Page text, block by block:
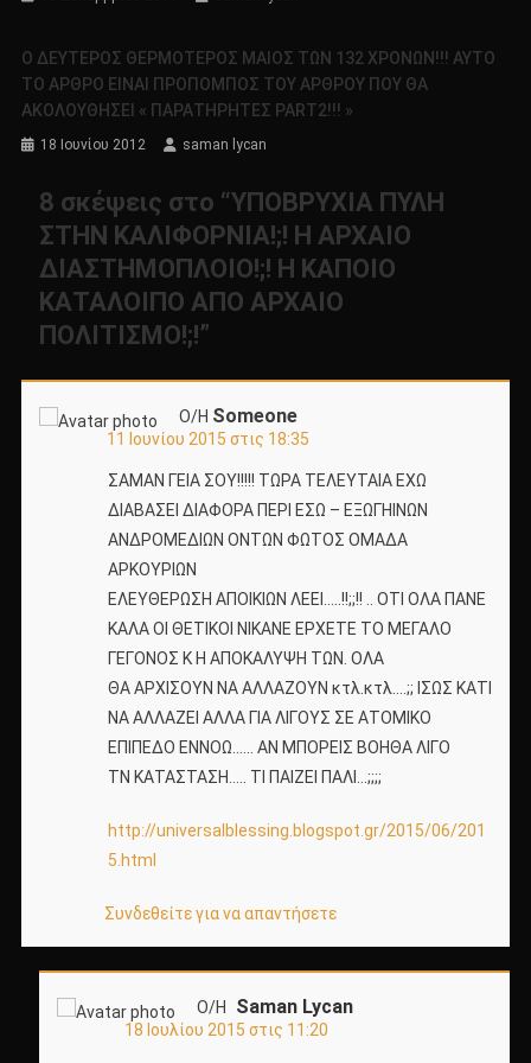
O ΔΕΥΤΕΡΟΣ ΘΕΡΜΟΤΕΡΟΣ ΜΑΙΟΣ ΤΩΝ 132 ΧΡΟΝΩΝ!!! ΑΥΤΟ
ΤΟ ΑΡΘΡΟ ΕΙΝΑΙ ΠΡΟΠΟΜΠΟΣ ΤΟΥ ΑΡΘΡΟΥ ΠΟΥ ΘΑ
ΑΚΟΛΟΥΘΗΣΕΙ « ΠΑΡΑΤΗΡΗΤΕΣ PART2!!! »
18 Ιουνίου 2012 saman lycan
8 σκέψεις στο “ΥΠΟΒΡΥΧΙΑ ΠΥΛΗ
ΣΤΗΝ ΚΑΛΙΦΟΡΝΙΑ!;! Η ΑΡΧΑΙΟ
ΔΙΑΣΤΗΜΟΠΛΟΙΟ!;! Η ΚΑΠΟΙΟ
ΚΑΤΑΛΟΙΠΟ ΑΠΟ ΑΡΧΑΙΟ
ΠΟΛΙΤΙΣΜΟ!;!”
Ο/Η Someone
11 Ιουνίου 2015 στις 18:35
ΣΑΜΑΝ ΓΕΙΑ ΣΟΥ!!!!! ΤΩΡΑ ΤΕΛΕΥΤΑΙΑ ΕΧΩ
ΔΙΑΒΑΣΕΙ ΔΙΑΦΟΡΑ ΠΕΡΙ ΕΣΩ – ΕΞΩΓΗΙΝΩΝ
ΑΝΔΡΟΜΕΔΙΩΝ ΟΝΤΩΝ ΦΩΤΟΣ ΟΜΑΔΑ
ΑΡΚΟΥΡΙΩΝ
ΕΛΕΥΘΕΡΩΣΗ ΑΠΟΙΚΙΩΝ ΛΕΕΙ…..!!;;!! .. ΟΤΙ ΟΛΑ ΠΑΝΕ
ΚΑΛΑ ΟΙ ΘΕΤΙΚΟΙ ΝΙΚΑΝΕ ΕΡΧΕΤΕ ΤΟ ΜΕΓΑΛΟ
ΓΕΓΟΝΟΣ Κ Η ΑΠΟΚΑΛΥΨΗ ΤΩΝ. ΟΛΑ
ΘΑ ΑΡΧΙΣΟΥΝ ΝΑ ΑΛΛΑΖΟΥΝ κτλ.κτλ….;; ΙΣΩΣ ΚΑΤΙ
ΝΑ ΑΛΛΑΖΕΙ ΑΛΛΑ ΓΙΑ ΛΙΓΟΥΣ ΣΕ ΑΤΟΜΙΚΟ
ΕΠΙΠΕΔΟ ΕΝΝΟΩ…… ΑΝ ΜΠΟΡΕΙΣ ΒΟΗΘΑ ΛΙΓΟ
ΤΝ ΚΑΤΑΣΤΑΣΗ….. ΤΙ ΠΑΙΖΕΙ ΠΑΛΙ…;;;;
http://universalblessing.blogspot.gr/2015/06/201
5.html
Συνδεθείτε για να απαντήσετε
Ο/Η Saman Lycan
18 Ιουλίου 2015 στις 11:20